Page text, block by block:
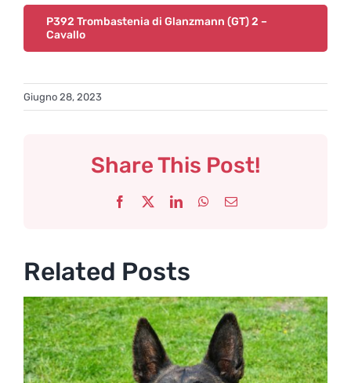
P392 Trombastenia di Glanzmann (GT) 2 –
Cavallo
Giugno 28, 2023
Share This Post!
Facebook LinkedInWhatsApp
Email
Related Posts